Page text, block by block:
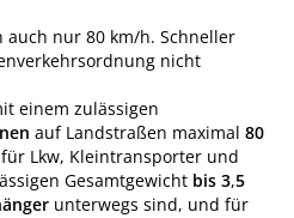
nur 80 km/h. Schneller
nicht
einem zulässigen
auf Landstraßen maximal 80
Lkw, Kleintransporter und
Gesamtgewicht bis 3,5
unterwegs sind, und für